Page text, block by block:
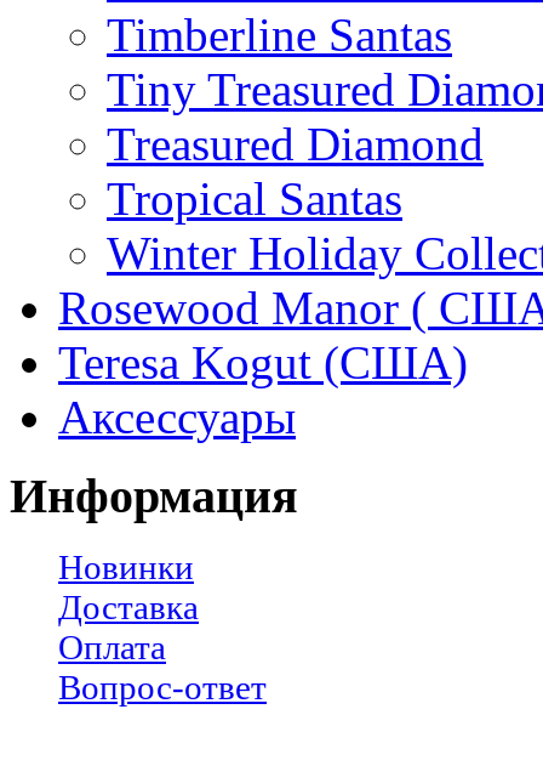
Timberline Santas
Tiny Treasured
Treasured Diamond
Tropical Santas
Winter Holiday
Rosewood Manor (
Teresa Kogut (США)
Аксессуары
Информация
Новинки
Доставка
Оплата
Вопрос-ответ